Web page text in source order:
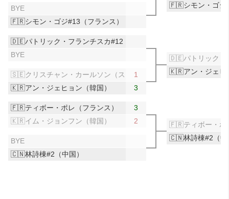
BYE
🇫🇷シモン・ゴジ#13（フランス）
🇩🇪パトリック・フランチスカ#12（ドイツ）
BYE
🇸🇪クリスチャン・カールソン（スウェーデン）
1
🇰🇷アン・ジェヒョン（韓国）
3
🇫🇷ティボー・ポレ（フランス）
3
🇰🇷イム・ジョンフン（韓国）
2
BYE
🇨🇳林詩棟#2（中国）
🇫🇷シモン・ゴジ
🇩🇪パトリック・
🇰🇷アン・ジェヒ
🇫🇷ティボー・ポ
🇨🇳林詩棟#2（中